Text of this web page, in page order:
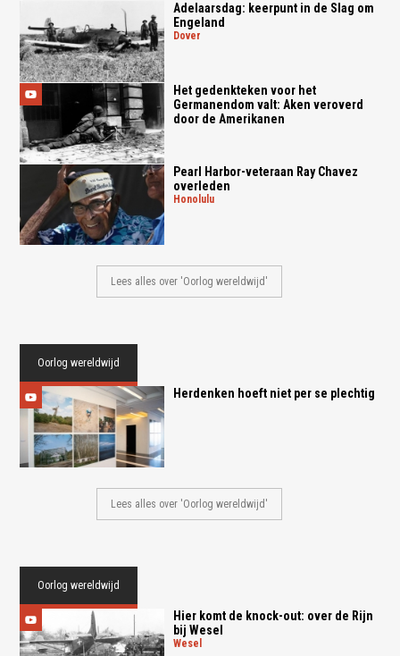
Adelaarsdag: keerpunt in de Slag om
Engeland
dover
Het gedenkteken voor het
Germanendom valt: Aken veroverd
door de Amerikanen
Pearl Harbor-veteraan Ray Chavez
overleden
honolulu
Lees alles over 'Oorlog wereldwijd'
Oorlog wereldwijd
Herdenken hoeft niet per se plechtig
Lees alles over 'Oorlog wereldwijd'
Oorlog wereldwijd
Hier komt de knock-out: over de Rijn
bij Wesel
wesel